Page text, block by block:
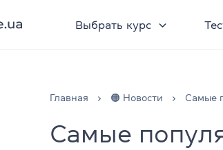
Выбрать курс
Главная 🟠 Новости Самые
Самые